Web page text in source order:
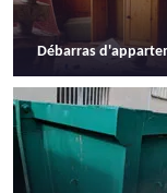
Débarras